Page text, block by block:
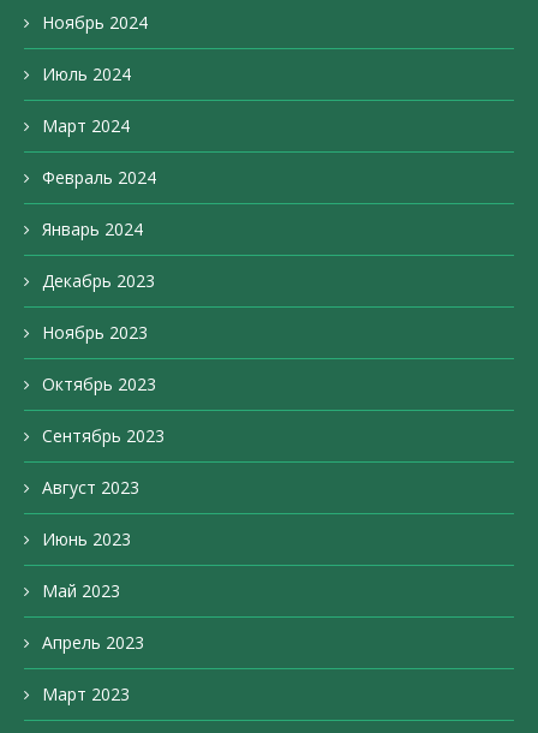
Ноябрь 2024
Июль 2024
Март 2024
Февраль 2024
Январь 2024
Декабрь 2023
Ноябрь 2023
Октябрь 2023
Сентябрь 2023
Август 2023
Июнь 2023
Май 2023
Апрель 2023
Март 2023